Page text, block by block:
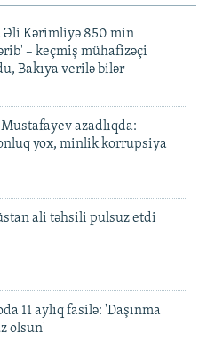
Əli Kərimliyə 850 min
– keçmiş mühafizəçi
Bakıya verilə bilər
azadlıqda:
yox, minlik korrupsiya
ali təhsili pulsuz etdi
11 aylıq fasilə: 'Daşınma
olsun'